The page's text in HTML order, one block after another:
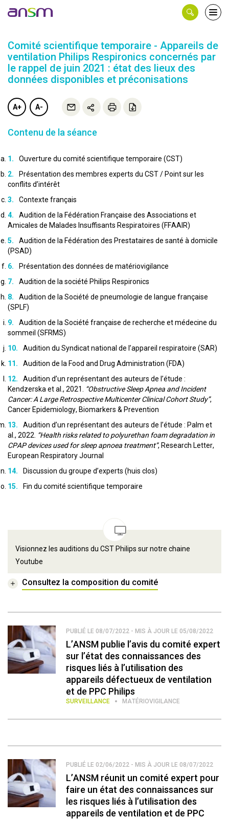
Comité scientifique temporaire - Appareils de
ventilation Philips Respironics concernés par
le rappel de juin 2021 : état des lieux des
données disponibles et préconisations
A+ A-
Contenu de la séance
Ouverture du comité scientifique temporaire (CST)
Présentation des membres experts du CST / Point sur les
conflits d’intérêt
Contexte français
Audition de la Fédération Française des Associations et
Amicales de Malades Insuffisants Respiratoires (FFAAIR)
Audition de la Fédération des Prestataires de santé à domicile
(PSAD)
Présentation des données de matériovigilance
Audition de la société Philips Respironics
Audition de la Société de pneumologie de langue française
(SPLF)
Audition de la Société française de recherche et médecine du
sommeil (SFRMS)
Audition du Syndicat national de l’appareil respiratoire (SAR)
Audition de la Food and Drug Administration (FDA)
Audition d’un représentant des auteurs de l’étude :
Kendzerska et al., 2021.
“Obstructive Sleep Apnea and Incident
Cancer: A Large Retrospective Multicenter Clinical Cohort Study”,
Cancer Epidemiology, Biomarkers & Prevention
Audition d’un représentant des auteurs de l’étude : Palm et
al., 2022. “Health risks related to polyurethan foam degradation in
CPAP devices used for sleep apnoea treatment”, Research Letter,
European Respiratory Journal
Discussion du groupe d’experts (huis clos)
Fin du comité scientifique temporaire
Visionnez les auditions du CST Philips sur notre chaine
Youtube
Consultez la composition du comité
PUBLIÉ LE 08/07/2022 - MIS À JOUR LE 05/08/2022
L’ANSM publie l’avis du comité expert
sur l’état des connaissances des
risques liés à l’utilisation des
appareils défectueux de ventilation
et de PPC Philips
SURVEILLANCE MATÉRIOVIGILANCE
PUBLIÉ LE 02/06/2022 - MIS À JOUR LE 08/07/2022
L’ANSM réunit un comité expert pour
faire un état des connaissances sur
les risques liés à l’utilisation des
appareils de ventilation et de PPC